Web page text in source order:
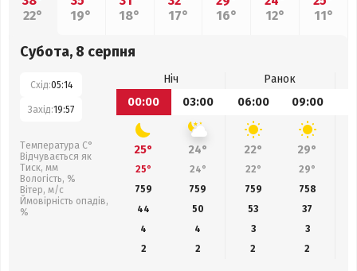
22°
19°
18°
17°
16°
12°
11°
Субота, 8 серпня
Схід:05:14
Захід:19:57
Температура С°
Відчувається як
Тиск, мм
Вологість, %
Вітер, м/с
Ймовірність опадів,
%
Ніч
Ранок
00:00
03:00 06:00 09:00
25° 24° 22° 29°
25° 24° 22° 29°
759
759 759 758
44
50 53 37
4
4 3
3
2
2 2 2